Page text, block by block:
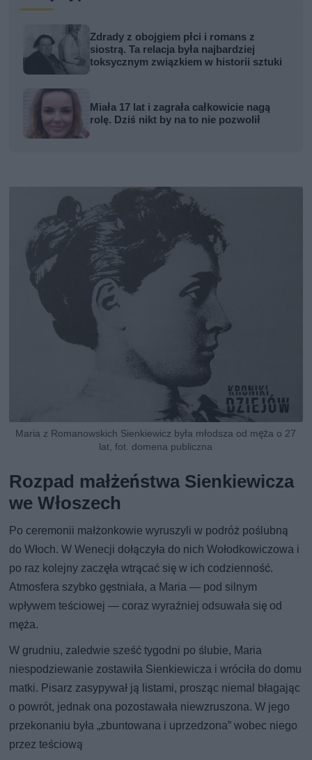
Zdrady z obojgiem płci i romans z
siostrą. Ta relacja była najbardziej
toksycznym związkiem w historii sztuki
Miała 17 lat i zagrała całkowicie nagą
rolę. Dziś nikt by na to nie pozwolił
Maria z Romanowskich Sienkiewicz była młodsza od męża o 27
lat, fot. domena publiczna
Rozpad małżeństwa Sienkiewicza
we Włoszech
Po ceremonii małżonkowie wyruszyli w podróż poślubną
do Włoch. W Wenecji dołączyła do nich Wołodkowiczowa i
po raz kolejny zaczęła wtrącać się w ich codzienność.
Atmosfera szybko gęstniała, a Maria — pod silnym
wpływem teściowej — coraz wyraźniej odsuwała się od
męża.
W grudniu, zaledwie sześć tygodni po ślubie, Maria
niespodziewanie zostawiła Sienkiewicza i wróciła do domu
matki. Pisarz zasypywał ją listami, prosząc niemal błagając
o powrót, jednak ona pozostawała niewzruszona. W jego
przekonaniu była „zbuntowana i uprzedzona” wobec niego
przez teściową